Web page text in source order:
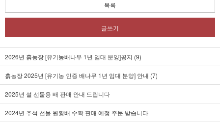
목록
글쓰기
2026년 흙농장 [유기농배나무 1년 임대 분양]공지 (9)
흙농장 2025년 [유기농 인증 배나무 1년 임대 분양] 안내 (7)
2025년 설 선물용 배 판매 안내 드립니다
2024년 추석 선물 원황배 수확 판매 예정 주문 받습니다